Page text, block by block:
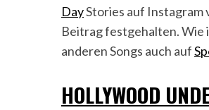
DayStories auf Instagram
Beitrag festgehalten. Wie
anderen Songs auch auf
HOLLYWOOD